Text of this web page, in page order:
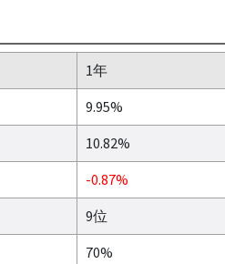
1年
9.95%
10.82%
-0.87%
9位
70%